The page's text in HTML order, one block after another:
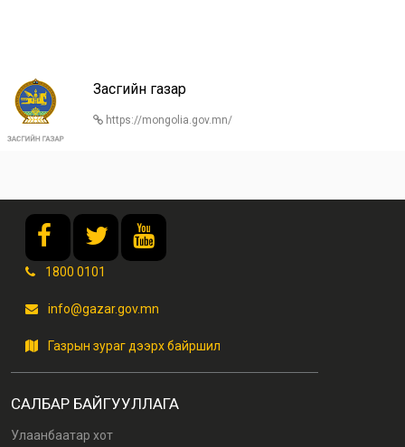
Засгийн газар
https://mongolia.gov.mn/
1800 0101
info@gazar.gov.mn
Газрын зураг дээрх байршил
САЛБАР БАЙГУУЛЛАГА
Улаанбаатар хот